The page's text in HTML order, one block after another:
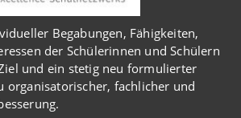
Begabungen, Fähigkeiten,
der Schülerinnen und Schülern
und ein stetig neu formulierter
organisatorischer, fachlicher und